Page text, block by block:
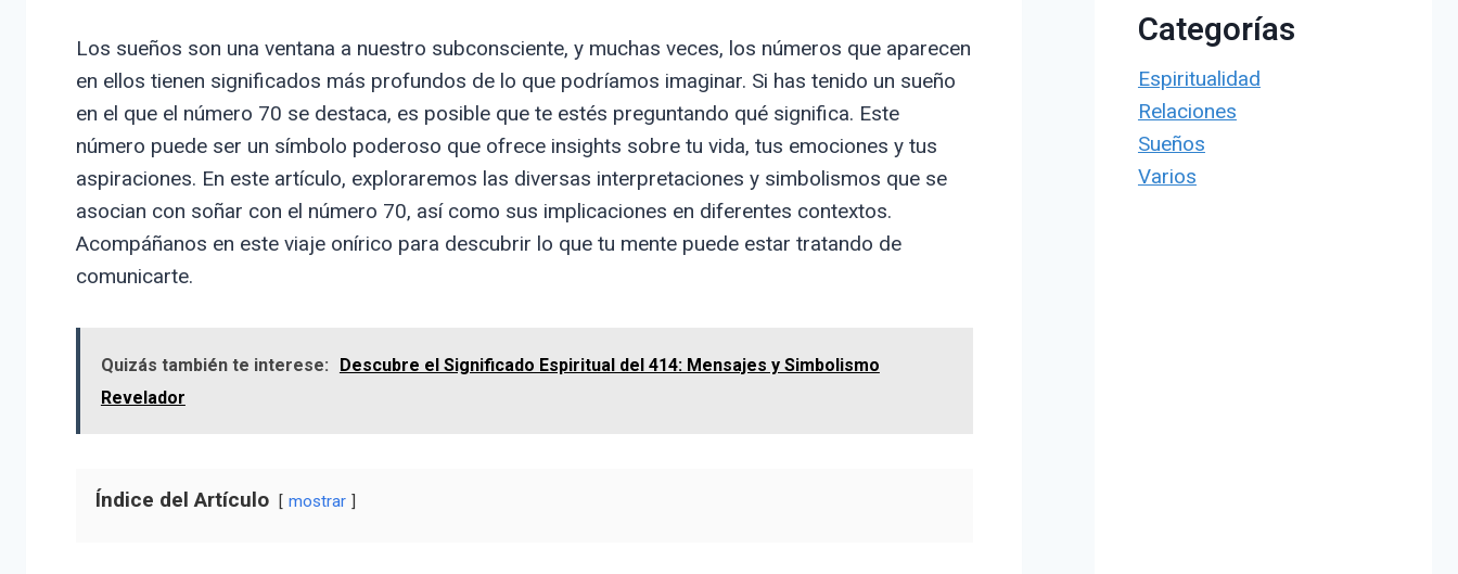
Los sueños son una ventana a nuestro subconsciente, y muchas veces, los números que aparecen
en ellos tienen significados más profundos de lo que podríamos imaginar. Si has tenido un sueño
en el que el número 70 se destaca, es posible que te estés preguntando qué significa. Este
número puede ser un símbolo poderoso que ofrece insights sobre tu vida, tus emociones y tus
aspiraciones. En este artículo, exploraremos las diversas interpretaciones y simbolismos que se
asocian con soñar con el número 70, así como sus implicaciones en diferentes contextos.
Acompáñanos en este viaje onírico para descubrir lo que tu mente puede estar tratando de
comunicarte.
Quizás también te interese:
Descubre el Significado Espiritual del 414: Mensajes y Simbolismo
Revelador
Índice del Artículo mostrar
Categorías
Espiritualidad
Relaciones
Sueños
Varios